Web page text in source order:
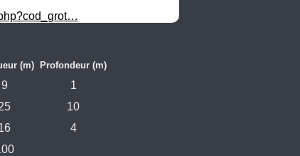
(m) Profondeur (m)
9
1
10
4